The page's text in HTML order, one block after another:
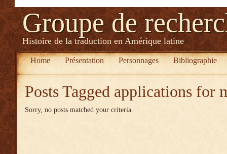
Groupe de
Histoire de la traduction en Amérique latine
Home Présentation Personnages Bibliographie
Posts Tagged applications for
Sorry, no posts matched your criteria.